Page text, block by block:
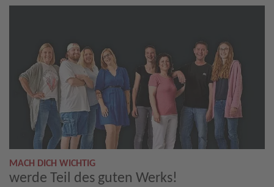
MACH DICH WICHTIG
werde Teil des guten Werks!